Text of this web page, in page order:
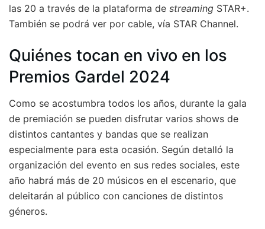
las 20 a través de la plataforma de streaming STAR+.
También se podrá ver por cable, vía STAR Channel.
Quiénes tocan en vivo en los
Premios Gardel 2024
Como se acostumbra todos los años, durante la gala
de premiación se pueden disfrutar varios shows de
distintos cantantes y bandas que se realizan
especialmente para esta ocasión. Según detalló la
organización del evento en sus redes sociales, este
año habrá más de 20 músicos en el escenario, que
deleitarán al público con canciones de distintos
géneros.